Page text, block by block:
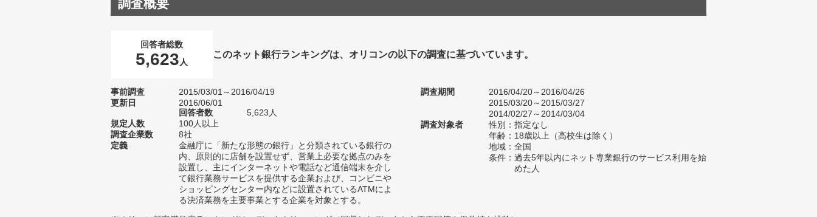
調査概要
回答者総数
5,623 人
このネット銀行ランキングは、オリコンの以下の調査に基づいています。
事前調査
2015/03/01～2016/04/19
更新日
2016/06/01
回答者数
5,623人
規定人数
100人以上
調査企業数
8社
定義
金融庁に「新たな形態の銀行」と分類されている銀行の
内、原則的に店舗を設置せず、営業上必要な拠点のみを
設置し、主にインターネットや電話など通信端末を介し
て銀行業務サービスを提供する企業および、コンビニや
ショッピングセンター内などに設置されているATMによ
る決済業務を主要事業とする企業を対象とする。
調査期間
2016/04/20～2016/04/26
2015/03/20～2015/03/27
2014/02/27～2014/03/04
調査対象者
性別：指定なし
年齢：18歳以上（高校生は除く）
地域：全国
条件：過去5年以内にネット専業銀行のサービス利用を始
めた人